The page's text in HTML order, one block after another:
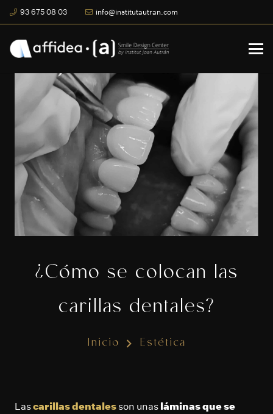
93 675 08 03 info@institutautran.com
¿Cómo se colocan las
carillas dentales?
Inicio Estética
Lascarillas dentales son unas láminas que se